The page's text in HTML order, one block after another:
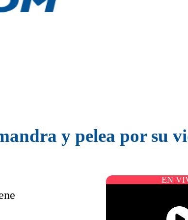
y pelea por su
EN